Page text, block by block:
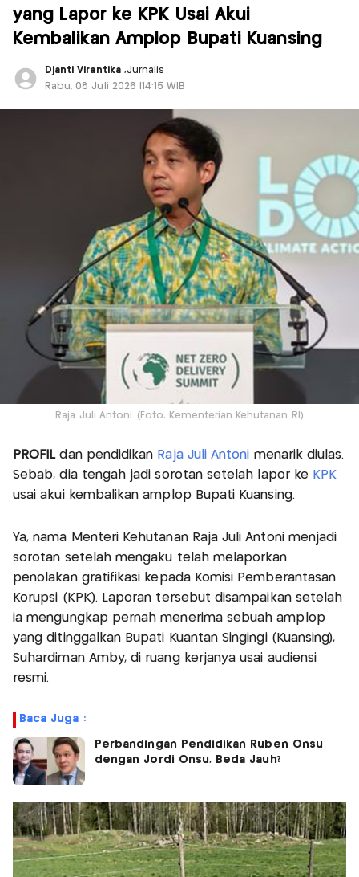
yang Lapor ke KPK Usai Akui
Kembalikan Amplop Bupati Kuansing
Djanti Virantika ,Jurnalis
Rabu, 08 Juli 2026 |14:15 WIB
Raja Juli Antoni. (Foto: Kementerian Kehutanan RI)
PROFILdan pendidikan Raja Juli Antoni menarik diulas.
Sebab, dia tengah jadi sorotan setelah lapor ke KPK
usai akui kembalikan amplop Bupati Kuansing.
Ya, nama Menteri Kehutanan Raja Juli Antoni menjadi
sorotan setelah mengaku telah melaporkan
penolakan gratifikasi kepada Komisi Pemberantasan
Korupsi (KPK). Laporan tersebut disampaikan setelah
ia mengungkap pernah menerima sebuah amplop
yang ditinggalkan Bupati Kuantan Singingi (Kuansing),
Suhardiman Amby, di ruang kerjanya usai audiensi
resmi.
Baca Juga :
Perbandingan Pendidikan Ruben Onsu
dengan Jordi Onsu, Beda Jauh?